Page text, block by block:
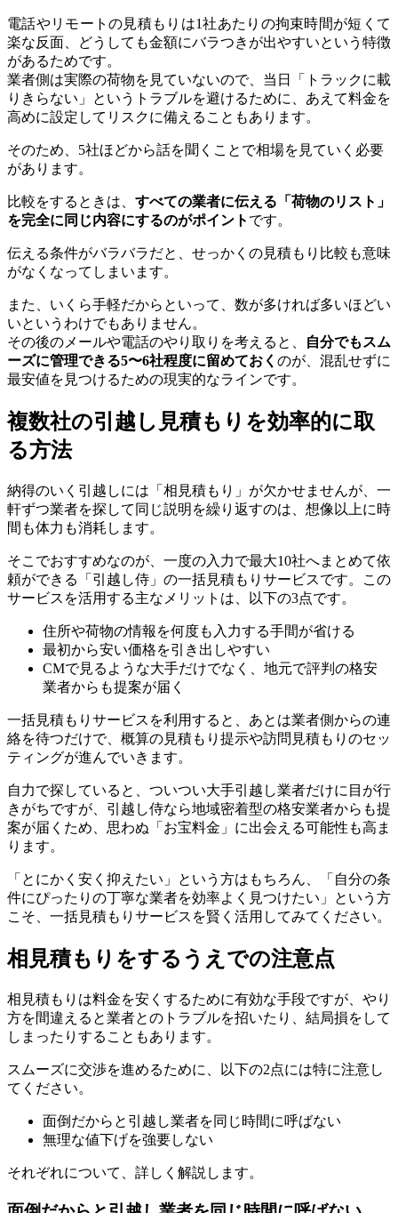
電話やリモートの見積もりは1社あたりの拘束時間が短くて
楽な反面、どうしても金額にバラつきが出やすいという特徴
があるためです。
業者側は実際の荷物を見ていないので、当日「トラックに載
りきらない」というトラブルを避けるために、あえて料金を
高めに設定してリスクに備えることもあります。
そのため、5社ほどから話を聞くことで相場を見ていく必要
があります。
比較をするときは、 すべての業者に伝える「荷物のリスト」
を完全に同じ内容にするのがポイント です。
伝える条件がバラバラだと、せっかくの見積もり比較も意味
がなくなってしまいます。
また、いくら手軽だからといって、数が多ければ多いほどい
いというわけでもありません。
その後のメールや電話のやり取りを考えると、
自分でもスム
ーズに管理できる5〜6社程度に留めておく のが、混乱せずに
最安値を見つけるための現実的なラインです。
複数社の引越し見積もりを効率的に取
る方法
納得のいく引越しには「相見積もり」が欠かせませんが、一
軒ずつ業者を探して同じ説明を繰り返すのは、想像以上に時
間も体力も消耗します。
そこでおすすめなのが、一度の入力で最大10社へまとめて依
頼ができる「引越し侍」の一括見積もりサービスです。この
サービスを活用する主なメリットは、以下の3点です。
住所や荷物の情報を何度も入力する手間が省ける
最初から安い価格を引き出しやすい
CMで見るような大手だけでなく、地元で評判の格安
業者からも提案が届く
一括見積もりサービスを利用すると、あとは業者側からの連
絡を待つだけで、概算の見積もり提示や訪問見積もりのセッ
ティングが進んでいきます。
自力で探していると、ついつい大手引越し業者だけに目が行
きがちですが、引越し侍なら地域密着型の格安業者からも提
案が届くため、思わぬ「お宝料金」に出会える可能性も高ま
ります。
「とにかく安く抑えたい」という方はもちろん、「自分の条
件にぴったりの丁寧な業者を効率よく見つけたい」という方
こそ、一括見積もりサービスを賢く活用してみてください。
相見積もりをするうえでの注意点
相見積もりは料金を安くするために有効な手段ですが、やり
方を間違えると業者とのトラブルを招いたり、結局損をして
しまったりすることもあります。
スムーズに交渉を進めるために、以下の2点には特に注意し
てください。
面倒だからと引越し業者を同じ時間に呼ばない
無理な値下げを強要しない
それぞれについて、詳しく解説します。